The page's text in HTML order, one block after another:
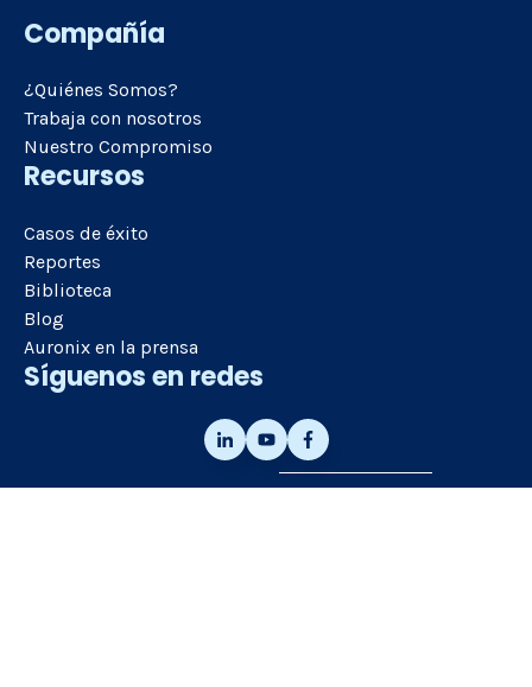
Compañía
¿Quiénes Somos?
Trabaja con nosotros
Nuestro Compromiso
Recursos
Casos de éxito
Reportes
Biblioteca
Blog
Auronix en la prensa
Síguenos en redes